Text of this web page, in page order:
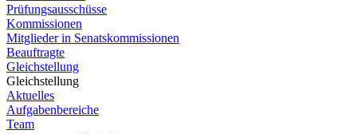
Prüfungsausschüsse
Kommissionen
Mitglieder in Senatskommissionen
Beauftragte
Gleichstellung
Gleichstellung
Aktuelles
Aufgabenbereiche
Team